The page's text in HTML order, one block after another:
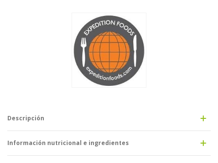
Descripción
Información nutricional e ingredientes